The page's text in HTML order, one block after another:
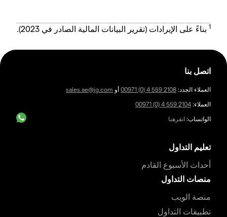
1 بناءً على الإيرادات (تقرير البيانات المالية الصادر في 2023).
اتصل بنا
العملاء الجدد: 00971 (0) 4 559 2108 أو sales.ae@ig.com
العملاء: 00971 (0) 4 559 2104
الواتساب: انقرهنا
تعليم التداول
أحداث الأسبوع القادم
منصات التداول
منصة الويب
تطبيقات التداول